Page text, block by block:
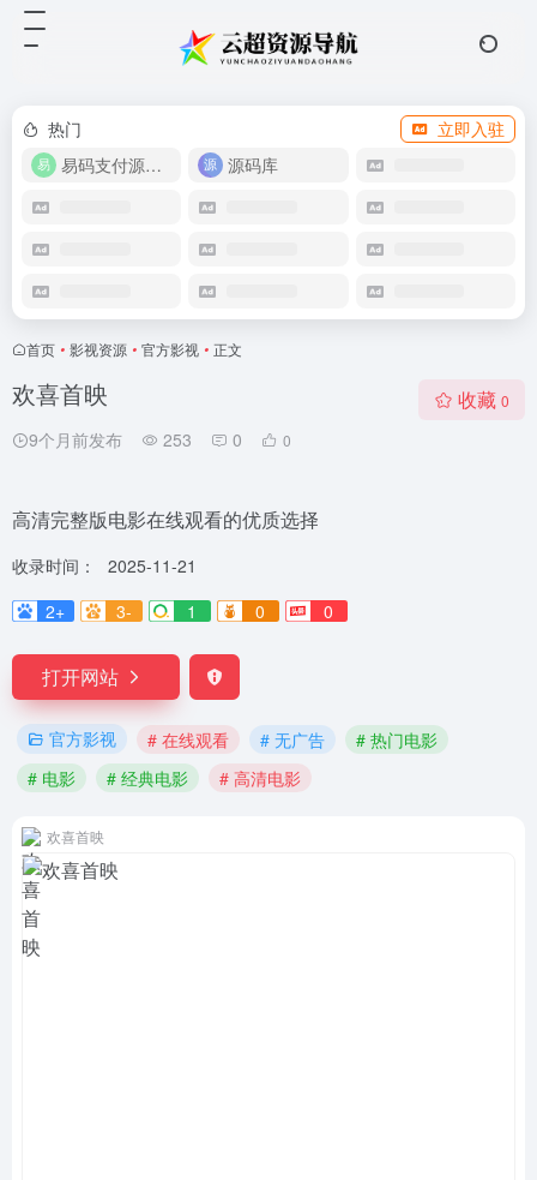
热门
立即入驻
易码支付源码下载
源码库
首页 • 影视资源 • 官方影视 • 正文
欢喜首映
9个月前发布 253 0 0
收藏 0
高清完整版电影在线观看的优质选择
收录时间：
2025-11-21
2+
3- 1 0 0
打开网站
官方影视 # 在线观看 # 无广告
# 热门电影
# 电影
# 经典电影 # 高清电影
欢喜首映